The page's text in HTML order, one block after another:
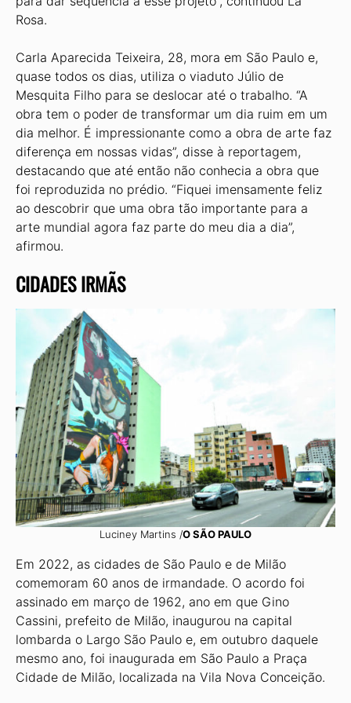
Rosa.
Carla Aparecida Teixeira, 28, mora em São Paulo e,
quase todos os dias, utiliza o viaduto Júlio de
Mesquita Filho para se deslocar até o trabalho. “A
obra tem o poder de transformar um dia ruim em um
dia melhor. É impressionante como a obra de arte faz
diferença em nossas vidas”, disse à reportagem,
destacando que até então não conhecia a obra que
foi reproduzida no prédio. “Fiquei imensamente feliz
ao descobrir que uma obra tão importante para a
arte mundial agora faz parte do meu dia a dia”,
afirmou.
CIDADES IRMÃS
Luciney Martins /O SÃO PAULO
Em 2022, as cidades de São Paulo e de Milão
comemoram 60 anos de irmandade. O acordo foi
assinado em março de 1962, ano em que Gino
Cassini, prefeito de Milão, inaugurou na capital
lombarda o Largo São Paulo e, em outubro daquele
mesmo ano, foi inaugurada em São Paulo a Praça
Cidade de Milão, localizada na Vila Nova Conceição.